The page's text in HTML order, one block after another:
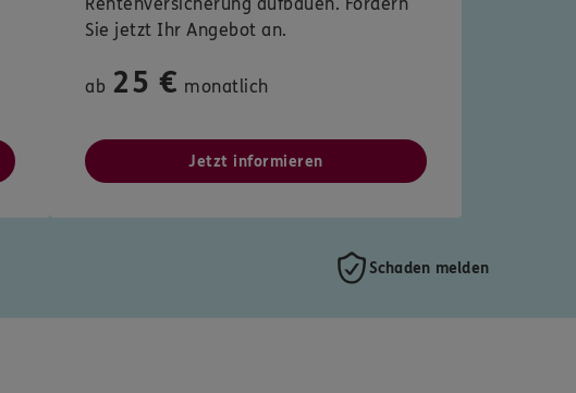
Rentenversicherung aufbauen. Fordern
Sie jetzt Ihr Angebot an.
ab 25 € monatlich
Jetzt informieren
Schaden melden